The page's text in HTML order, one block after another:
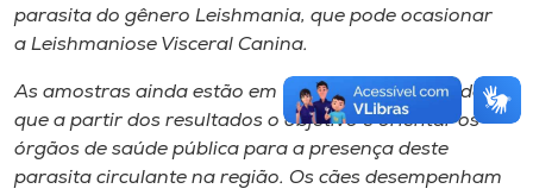
parasita do gênero Leishmania, que pode ocasionar
a Leishmaniose Visceral Canina.
As amostras ainda estão em fase de análise, sendo
que a partir dos resultados o objetivo é orientar os
órgãos de saúde pública para a presença deste
parasita circulante na região. Os cães desempenham